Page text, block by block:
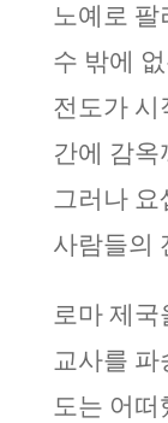
노예로 팔
수 밖에
전도가 시
간에 감옥
그러나 요
사람들의
로마 제국
교사를 파
도는 어떠